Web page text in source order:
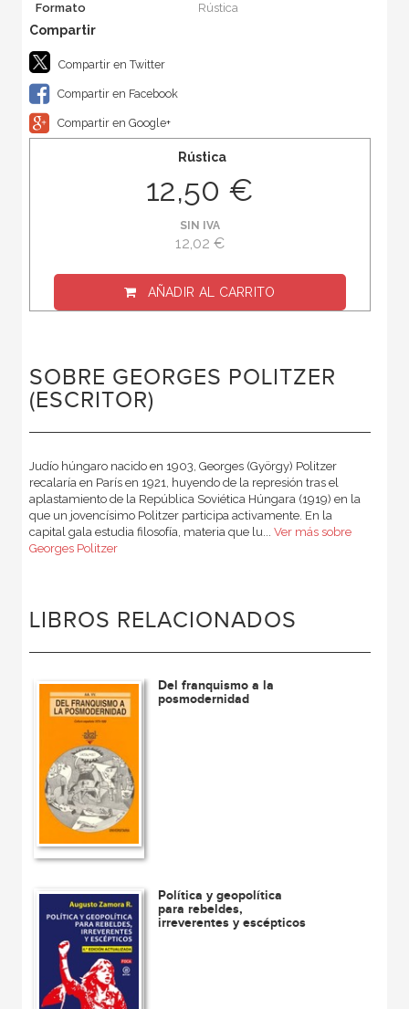
Formato
Rústica
Compartir en Twitter
Compartir en Facebook
Compartir en Google+
Rústica
12,50 €
SIN IVA
12,02 €
AÑADIR AL CARRITO
SOBRE GEORGES POLITZER
(ESCRITOR)
Judío húngaro nacido en 1903, Georges (György) Politzer
recalaría en París en 1921, huyendo de la represión tras el
aplastamiento de la República Soviética Húngara (1919) en la
que un jovencísimo Politzer participa activamente. En la
capital gala estudia filosofía, materia que lu... Ver más sobre
Georges Politzer
LIBROS RELACIONADOS
Del franquismo a la
posmodernidad
Política y geopolítica
para rebeldes,
irreverentes y escépticos